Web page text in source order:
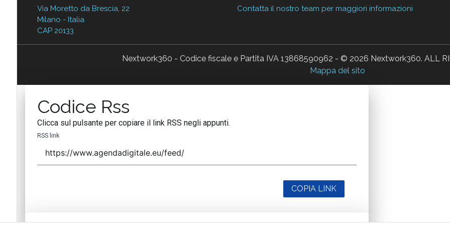
Via Moretto da Brescia, 22
Milano - Italia
CAP 20133
Contatta il nostro team per maggiori informazioni
Nextwork360 - Codice fiscale e Partita IVA 13868590962 - © 2026 Nextwork360. ALL
Mappa del sito
Codice Rss
Clicca sul pulsante per copiare il link RSS negli appunti.
RSS link
COPIA LINK